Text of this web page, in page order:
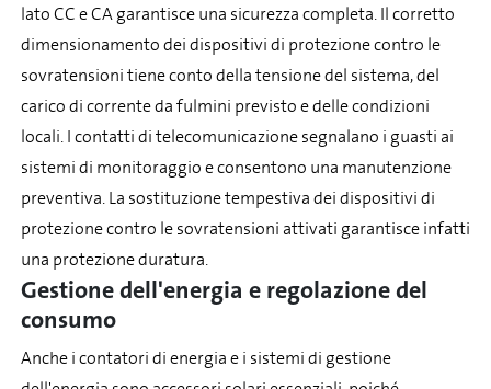
lato CC e CA garantisce una sicurezza completa. Il corretto
dimensionamento dei dispositivi di protezione contro le
sovratensioni tiene conto della tensione del sistema, del
carico di corrente da fulmini previsto e delle condizioni
locali. I contatti di telecomunicazione segnalano i guasti ai
sistemi di monitoraggio e consentono una manutenzione
preventiva. La sostituzione tempestiva dei dispositivi di
protezione contro le sovratensioni attivati garantisce infatti
una protezione duratura.
Gestione dell'energia e regolazione del
consumo
Anche i contatori di energia e i sistemi di gestione